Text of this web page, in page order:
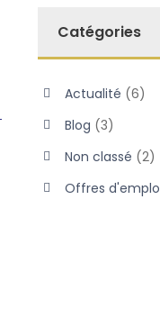
Catégories
Actualité (6)
Blog (3)
Non classé (2)
Offres